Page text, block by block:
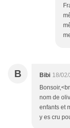
B Bibi 18/
nom de
enfants et
y es cru